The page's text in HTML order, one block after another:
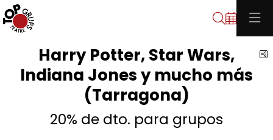
Buscar
Harry Potter, Star Wars,
Indiana Jones y mucho más
(Tarragona)
20% de dto. para grupos